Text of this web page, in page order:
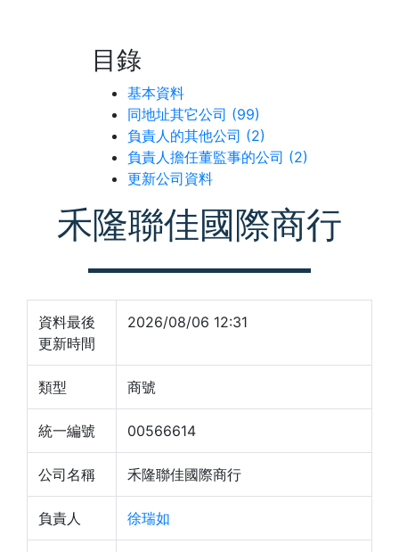
目錄
基本資料
同地址其它公司 (99)
負責人的其他公司 (2)
負責人擔任董監事的公司 (2)
更新公司資料
禾隆聯佳國際商行
資料最後
更新時間
2026/08/06 12:31
類型 商號
統一編號 00566614
公司名稱 禾隆聯佳國際商行
負責人 徐瑞如